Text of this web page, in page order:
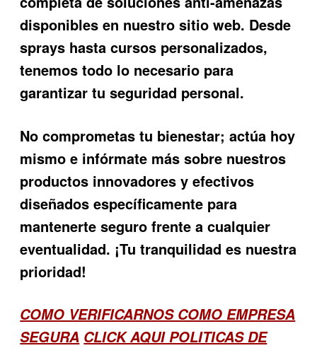
disponibles en nuestro sitio web. Desde
sprays hasta cursos personalizados,
tenemos todo lo necesario para
garantizar tu seguridad personal.
No comprometas tu bienestar; actúa hoy
mismo e infórmate más sobre nuestros
productos innovadores y efectivos
diseñados específicamente para
mantenerte seguro frente a cualquier
eventualidad. ¡Tu tranquilidad es nuestra
prioridad!
COMO VERIFICARNOS COMO EMPRESA
SEGURA CLICK AQUI POLITICAS DE